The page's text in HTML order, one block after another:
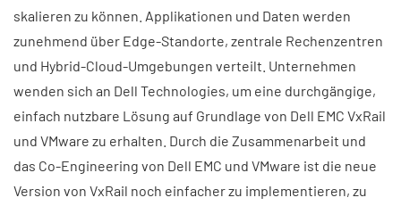
skalieren zu können. Applikationen und Daten werden
zunehmend über Edge-Standorte, zentrale Rechenzentren
und Hybrid-Cloud-Umgebungen verteilt. Unternehmen
wenden sich an Dell Technologies, um eine durchgängige,
einfach nutzbare Lösung auf Grundlage von Dell EMC VxRail
und VMware zu erhalten. Durch die Zusammenarbeit und
das Co-Engineering von Dell EMC und VMware ist die neue
Version von VxRail noch einfacher zu implementieren, zu